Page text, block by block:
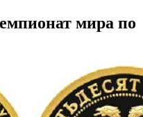
мира по